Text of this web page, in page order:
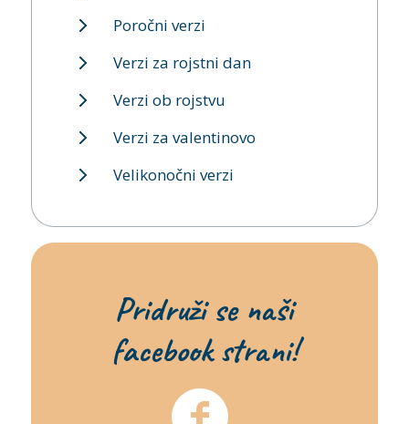
Poročni verzi
Verzi za rojstni dan
Verzi ob rojstvu
Verzi za valentinovo
Velikonočni verzi
Pridruži se naši
facebook strani!